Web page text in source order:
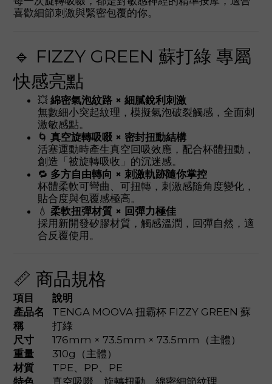
喜歡細節刺激與緊密包覆的你。
🔹 FIZZY GREEN 蘇打綠 專屬
快感亮點
💥 綿密氣泡紋路 × 細膩銳利刺激
無數細小突起紋理，模擬氣泡破裂觸感，全面刺
激敏感點。
🌀 真空旋轉吸啜 × 密封扭動結構
活塞運動時產生真空回吸效應，配合杯體扭動，
創造「被旋轉吸收」的沉迷感。
🔁 多方自由轉向 × 刺激軌跡隨你掌控
杯體柔軟可彎曲、可扭轉，刺激感隨角度變化，
貼合度與包覆感極高。
💧 柔軟扭彈材質 × 回彈力極佳
採用新開發矽膠材質，觸感溫潤，回彈自然，適
合反覆使用。
📏 商品規格
項目
說明
產品名
稱
TENGA MOOVA 扭霸杯 FIZZY GREEN 蘇
打綠
尺寸
176mm × 73.5mm × 73.5mm（主體）
重量
310g（主體）
材質
TPE、PP、PE
特色
真空吸啜、旋轉扭動、綿密細節紋理